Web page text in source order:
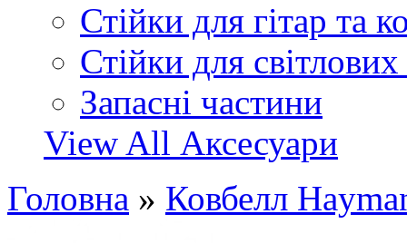
Стійки для гітар та
Стійки для
Запасні частини
View All Аксесуари
Головна » Ковбелл